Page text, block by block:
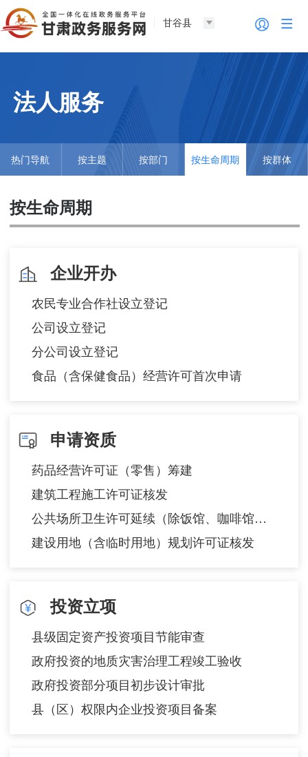
甘谷县
法人服务
热门导航 按主题 按部门 按生命周期 按群体
按生命周期
企业开办
农民专业合作社设立登记
公司设立登记
分公司设立登记
食品（含保健食品）经营许可首次申请
申请资质
药品经营许可证（零售）筹建
建筑工程施工许可证核发
公共场所卫生许可延续（除饭馆、咖啡馆、酒吧、茶座等）
建设用地（含临时用地）规划许可证核发
投资立项
县级固定资产投资项目节能审查
政府投资的地质灾害治理工程竣工验收
政府投资部分项目初步设计审批
县（区）权限内企业投资项目备案